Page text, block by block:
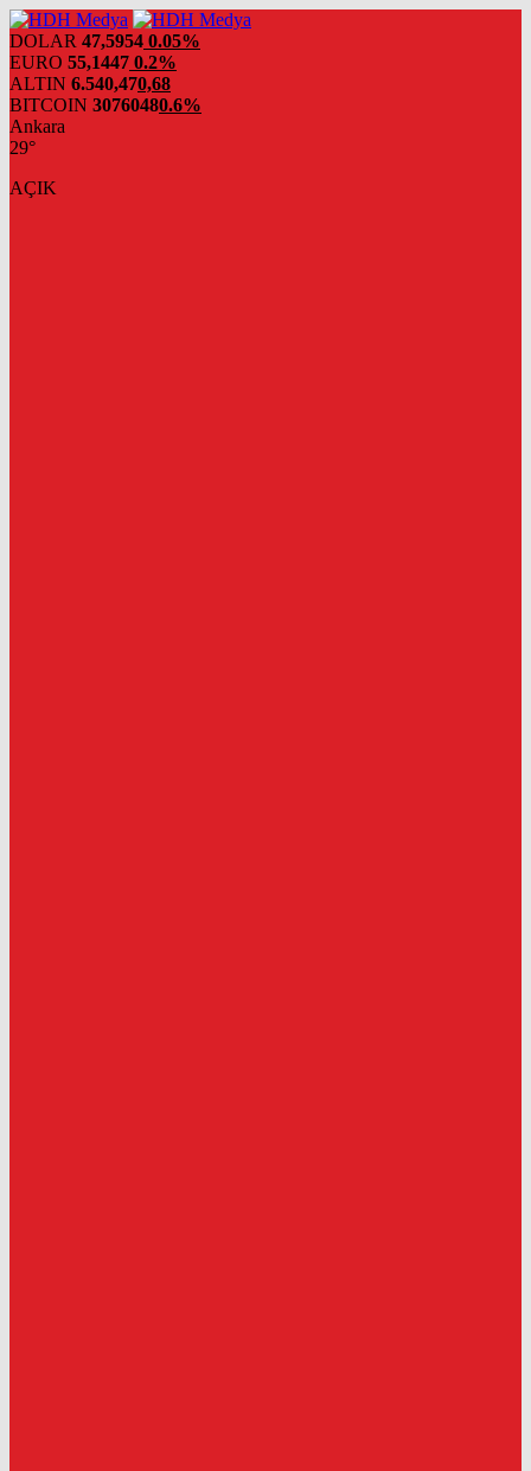
DOLAR 47,5954 0.05%
EURO 55,1447 0.2%
ALTIN 6.540,470,68
BITCOIN 30760480.6%
Ankara
29°
AÇIK